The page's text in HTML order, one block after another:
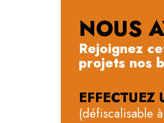
NOUS
Rejoignez
projets nos
(défiscalisable